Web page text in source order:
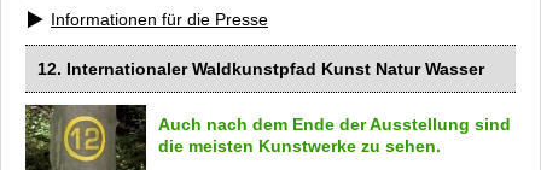
Newsletter
Datenschutz
Spenden
Kontakt
Impressum
Informationen für die Presse
12. Internationaler Waldkunstpfad Kunst Natur Wasser
Auch nach dem Ende der Ausstellung sind
die meisten Kunstwerke zu sehen.